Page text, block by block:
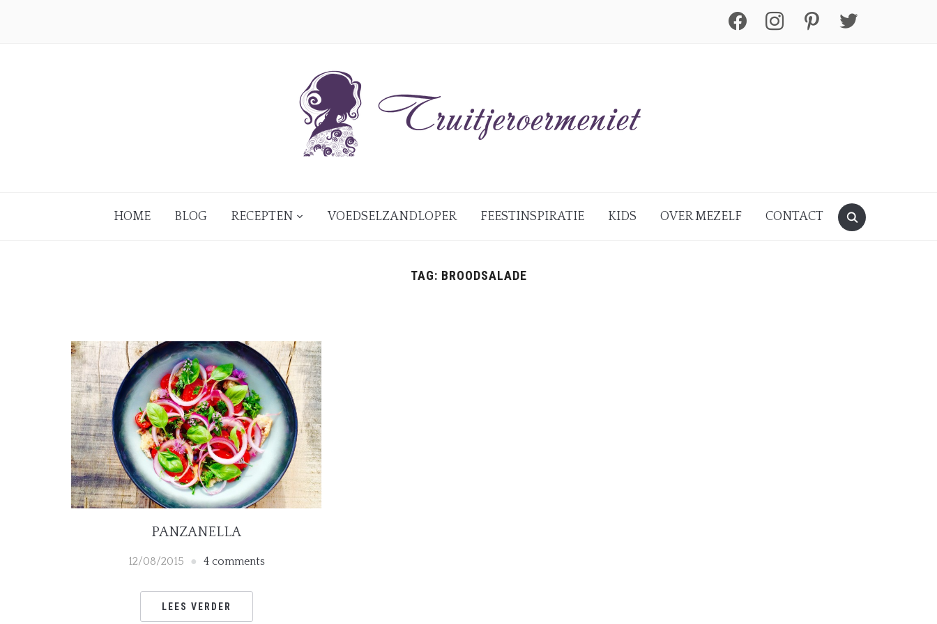
facebook instagram pinterest twitter
HOME BLOG RECEPTEN VOEDSELZANDLOPER FEESTINSPIRATIE KIDS OVER MEZELF CONTACT
TAG: BROODSALADE
PANZANELLA
12/08/2015 4 comments
LEES VERDER